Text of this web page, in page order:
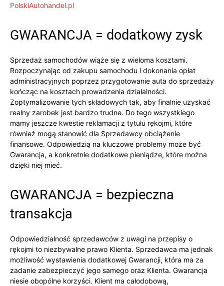
PolskiAutohandel.pl
GWARANCJA = dodatkowy zysk
Sprzedaż samochodów wiąże się z wieloma kosztami.
Rozpoczynając od zakupu samochodu i dokonania opłat
administracyjnych poprzez przygotowanie auta do sprzedaży
kończąc na kosztach prowadzenia działalności.
Zoptymalizowanie tych składowych tak, aby finalnie uzyskać
realny zarobek jest bardzo trudne. Do tego wszystkiego
mamy jeszcze kwestie reklamacji z tytułu rękojmi, które
również mogą stanowić dla Sprzedawcy obciążenie
finansowe. Odpowiedzią na kluczowe problemy może być
Gwarancja, a konkretnie dodatkowe pieniądze, które można
dzięki niej mieć.
GWARANCJA = bezpieczna
transakcja
Odpowiedzialność sprzedawców z uwagi na przepisy o
rękojmi to niezbywalne prawo Klienta. Sprzedawca ma jednak
możliwość wystawienia dodatkowej Gwarancji, która ma za
zadanie zabezpieczyć jego samego oraz Klienta. Gwarancja
niesie obopólne korzyści. Klient ma całodobową,